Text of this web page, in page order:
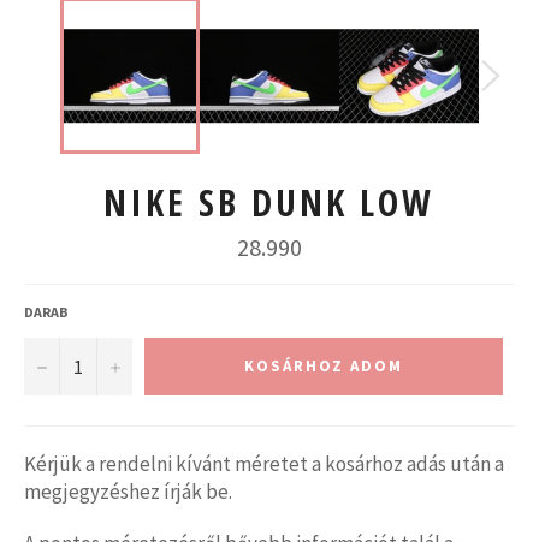
NIKE SB DUNK LOW
Normál
ár
28.990
DARAB
− + KOSÁRHOZ ADOM
Kérjük a rendelni kívánt méretet a kosárhoz adás után a
megjegyzéshez írják be.